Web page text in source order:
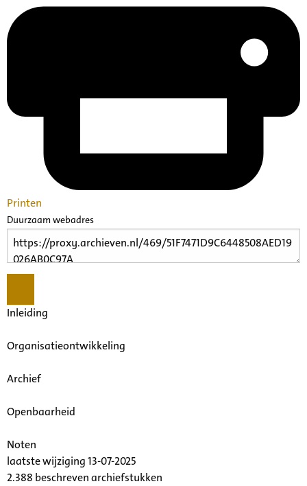
Printen
Duurzaam webadres
Inleiding
Organisatieontwikkeling
Archief
Openbaarheid
Noten
laatste wijziging 13-07-2025
2.388 beschreven archiefstukken